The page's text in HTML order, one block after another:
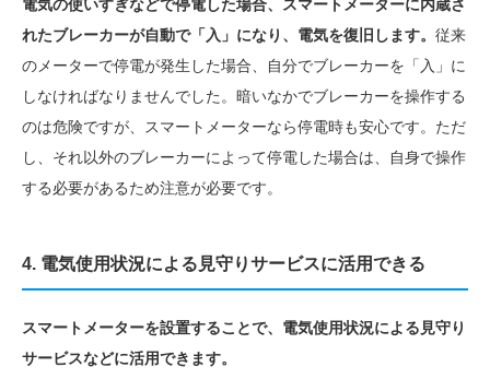
電気の使いすぎなどで停電した場合、スマートメーターに内蔵さ
れたブレーカーが自動で「入」になり、電気を復旧します。 従来
のメーターで停電が発生した場合、自分でブレーカーを「入」に
しなければなりませんでした。暗いなかでブレーカーを操作する
のは危険ですが、スマートメーターなら停電時も安心です。ただ
し、それ以外のブレーカーによって停電した場合は、自身で操作
する必要があるため注意が必要です。
4. 電気使用状況による見守りサービスに活用できる
スマートメーターを設置することで、電気使用状況による見守り
サービスなどに活用できます。